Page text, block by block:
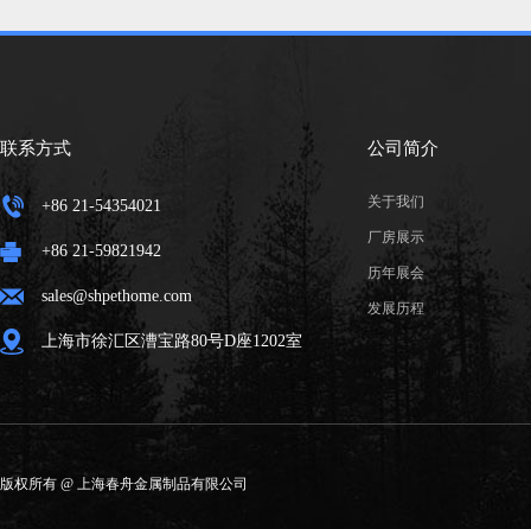
联系方式
+86 21-54354021
+86 21-59821942
sales@shpethome.com
上海市徐汇区漕宝路80号D座1202室
公司简介
关于我们
厂房展示
历年展会
发展历程
版权所有 @ 上海春舟金属制品有限公司